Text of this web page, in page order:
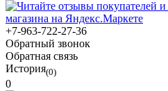
+7-963-722-27-36
Обратный звонок
Обратная связь
История(0)
0